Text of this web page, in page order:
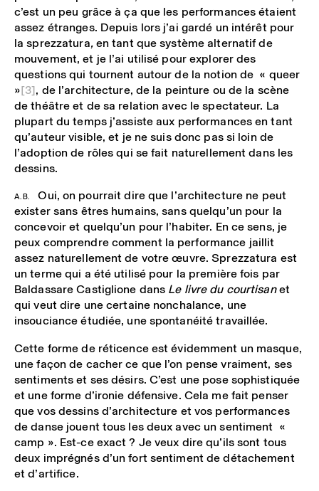
c’est un peu grâce à ça que les performances étaient
assez étranges. Depuis lors j’ai gardé un intérêt pour
la sprezzatura,en tant que système alternatif de
mouvement, et je l’ai utilisé pour explorer des
questions qui tournent autour de la notion de « queer
»[3], de l’architecture, de la peinture ou de la scène
de théâtre et de sa relation avec le spectateur. La
plupart du temps j’assiste aux performances en tant
qu’auteur visible, et je ne suis donc pas si loin de
l’adoption de rôles qui se fait naturellement dans les
dessins.
A.B.
Oui, on pourrait dire que l’architecture ne peut
exister sans êtres humains, sans quelqu’un pour la
concevoir et quelqu’un pour l’habiter. En ce sens, je
peux comprendre comment la performance jaillit
assez naturellement de votre œuvre. Sprezzatura est
un terme qui a été utilisé pour la première fois par
Baldassare Castiglione dans Le livre du courtisanet
qui veut dire une certaine nonchalance, une
insouciance étudiée, une spontanéité travaillée.
Cette forme de réticence est évidemment un masque,
une façon de cacher ce que l’on pense vraiment, ses
sentiments et ses désirs. C’est une pose sophistiquée
et une forme d’ironie défensive. Cela me fait penser
que vos dessins d’architecture et vos performances
de danse jouent tous les deux avec un sentiment «
camp ». Est-ce exact ? Je veux dire qu’ils sont tous
deux imprégnés d’un fort sentiment de détachement
et d’artifice.